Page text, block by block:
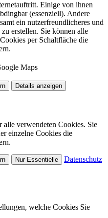
Einige von ihnen
(essenziell). Andere
ein nutzerfreundlicheres und
erstellen. Sie können alle
per Schaltfläche die
Maps
Details anzeigen
verwendeten Cookies. Sie
einzelne Cookies die
Nur Essentielle
Datenschutz
welche Cookies Sie